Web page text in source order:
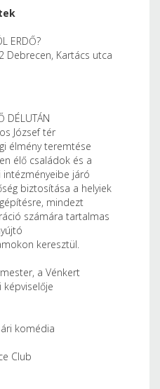
ERDŐ?
Debrecen, Kartács utca
DÉLUTÁN
József tér
élmény teremtése
élő családok és a
járó
biztosítása a helyiek
mindezt
számára tartalmas
keresztül.
a Vénkert
komédia
Club